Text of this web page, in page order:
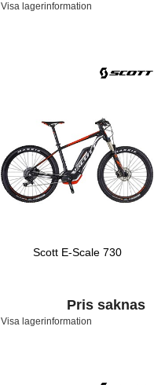
Visa lagerinformation
Scott E-Scale 730
Pris saknas
Visa lagerinformation